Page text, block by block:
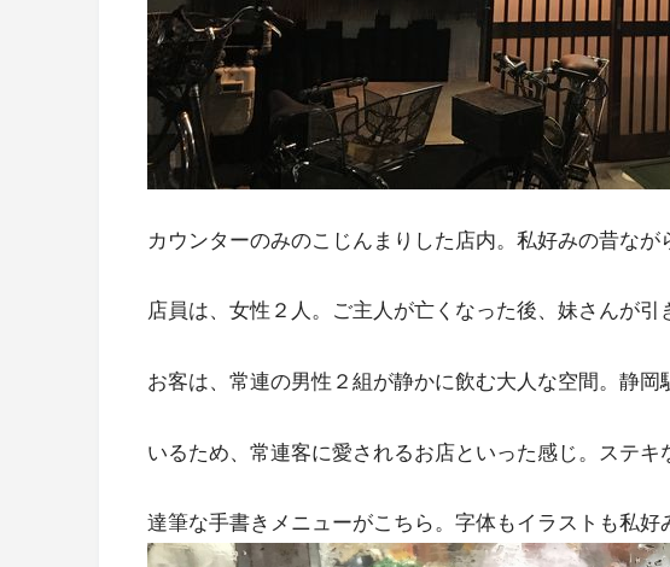
カウンターのみのこじんまりした店内。私好みの昔なが
店員は、女性２人。ご主人が亡くなった後、妹さんが引
お客は、常連の男性２組が静かに飲む大人な空間。静岡
いるため、常連客に愛されるお店といった感じ。ステキ
達筆な手書きメニューがこちら。字体もイラストも私好